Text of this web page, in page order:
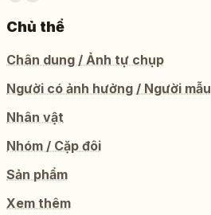
Chủ thể
Chân dung / Ảnh tự chụp
Người có ảnh hưởng / Người mẫu
Nhân vật
Nhóm / Cặp đôi
Sản phẩm
Xem thêm